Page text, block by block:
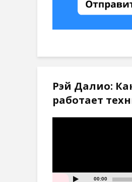
Рэй Далио:
работает
00:00